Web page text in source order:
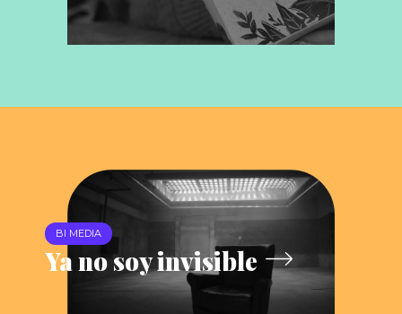
BI MEDIA
Ya no soy invisible